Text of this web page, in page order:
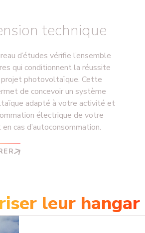
technique
d’études vérifie l’ensemble
qui conditionnent la réussite
photovoltaïque. Cette
de concevoir un système
adapté à votre activité et
électrique de votre
cas d’autoconsommation.
leur